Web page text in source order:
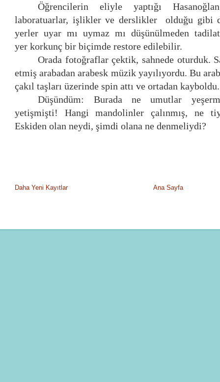
Öğrencilerin eliyle yaptığı
laboratuarlar, işlikler ve derslikler olduğu gibi
yerler uyar mı uymaz mı düşünülmeden
yer korkunç bir biçimde restore edilebilir.
Orada fotoğraflar çektik, sahnede oturduk.
etmiş arabadan arabesk müzik yayılıyordu. Bu
çakıl taşları üzerinde spin attı ve ortadan
Düşündüm: Burada ne umutlar
yetişmişti! Hangi mandolinler çalınmış, ne
Eskiden olan neydi, şimdi olana ne denmeliydi?
Daha Yeni Kayıtlar Ana Sayfa